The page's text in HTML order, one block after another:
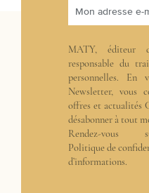
Mon adresse e-
MATY, éditeur
responsable du
personnelles. En
Newsletter, vous
offres et actualités
désabonner à tout
Rendez-
Politique de
d’informations.